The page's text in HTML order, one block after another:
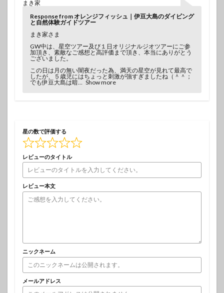
まき家
Response from オレンジフィッシュ｜伊豆大島のダイビング
と自然体験ガイドツアー
まき家さま
GW中は、星空ツアー及び１日オリジナルジオツアーにご参
加頂き、素敵なご感想と高評価まで頂き、本当にありがとう
ございました。
この日は月の無い闇夜だった為、満天の星空が見れて最高で
したが、５歳児にはちょっと刺激が強すぎましたね（＾＾；
でも伊豆大島は暗
Show more
星の数で評価する
レビューのタイトル
レビュー本文
ニックネーム
メールアドレス